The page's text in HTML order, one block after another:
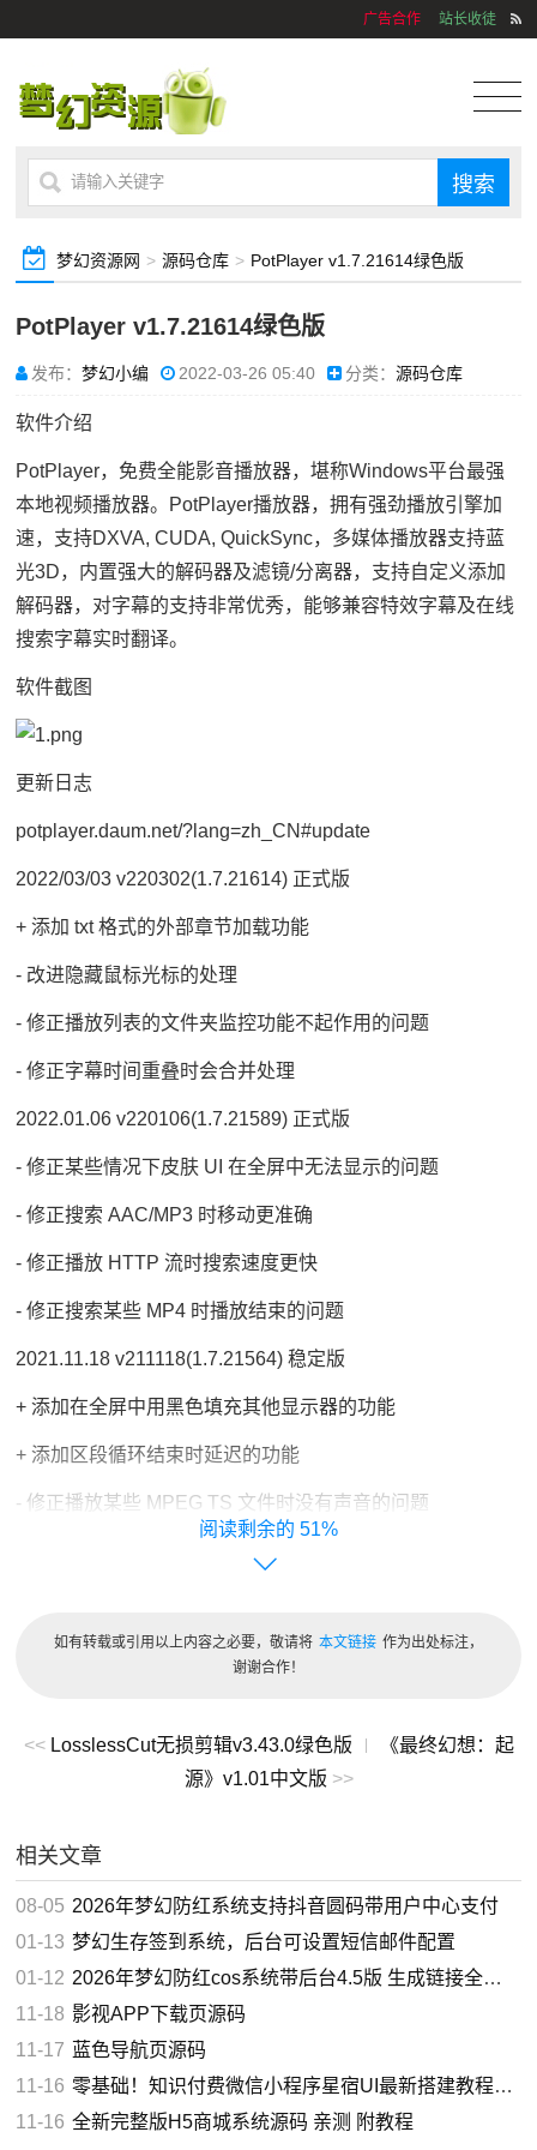
广告合作 站长收徒
梦幻资源网 > 源码仓库 > PotPlayer v1.7.21614绿色版
PotPlayer v1.7.21614绿色版
发布：梦幻小编 2022-03-26 05:40 分类：源码仓库
软件介绍
PotPlayer，免费全能影音播放器，堪称Windows平台最强
本地视频播放器。PotPlayer播放器，拥有强劲播放引擎加
速，支持DXVA, CUDA, QuickSync，多媒体播放器支持蓝
光3D，内置强大的解码器及滤镜/分离器，支持自定义添加
解码器，对字幕的支持非常优秀，能够兼容特效字幕及在线
搜索字幕实时翻译。
软件截图
更新日志
potplayer.daum.net/?lang=zh_CN#update
2022/03/03 v220302(1.7.21614) 正式版
+ 添加 txt 格式的外部章节加载功能
- 改进隐藏鼠标光标的处理
- 修正播放列表的文件夹监控功能不起作用的问题
- 修正字幕时间重叠时会合并处理
2022.01.06 v220106(1.7.21589) 正式版
- 修正某些情况下皮肤 UI 在全屏中无法显示的问题
- 修正搜索 AAC/MP3 时移动更准确
- 修正播放 HTTP 流时搜索速度更快
- 修正搜索某些 MP4 时播放结束的问题
2021.11.18 v211118(1.7.21564) 稳定版
+ 添加在全屏中用黑色填充其他显示器的功能
+ 添加区段循环结束时延迟的功能
- 修正播放某些 MPEG TS 文件时没有声音的问题
- 修正将书签放入播放列表时有时间错误的问题
版本特点
2、禁止后台联网请求：境外广告、发送日志、检查升级
3、集成额外的音频解码器及视频解码器组件：Open Codec
for PotPlayer
├—DTS, MLP, TrueHD编码器
Module\FFmpeg4\FFmpegMininum64.dll
├—S/W HEVC(H265)编码器
PotPlayer\Module\FFmpeg4\FFmpeg64.dll
51%
如有转载或引用以上内容之必要，敬请将 本文链接 作为出处标注，
谢谢合作！
<< LosslessCut无损剪辑v3.43.0绿色版
《最终幻想：起
源》v1.01中文版 >>
相关文章
08-05 2026年梦幻防红系统支持抖音圆码带用户中心支付
01-13 梦幻生存签到系统，后台可设置短信邮件配置
01-12 2026年梦幻防红cos系统带后台4.5版 生成链接全套防红
11-18 影视APP下载页源码
11-17 蓝色导航页源码
11-16 零基础！知识付费微信小程序星宿UI最新搭建教程，附带配套软件
11-16 全新完整版H5商城系统源码 亲测 附教程